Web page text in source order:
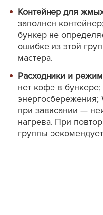
Контейнер для
заполнен
бункер не
ошибке из этой
мастера.
Расходники и
нет кофе в
энергосбережения;
при зависании —
нагрева. При
группы